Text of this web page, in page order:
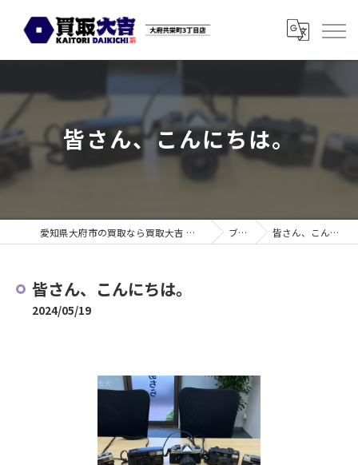
皆さん、こんにちは。
愛知県大府市の買取なら買取大吉 大府共栄町3丁目店 ブログ 皆さん、こんにちは。
皆さん、こんにちは。
2024/05/19